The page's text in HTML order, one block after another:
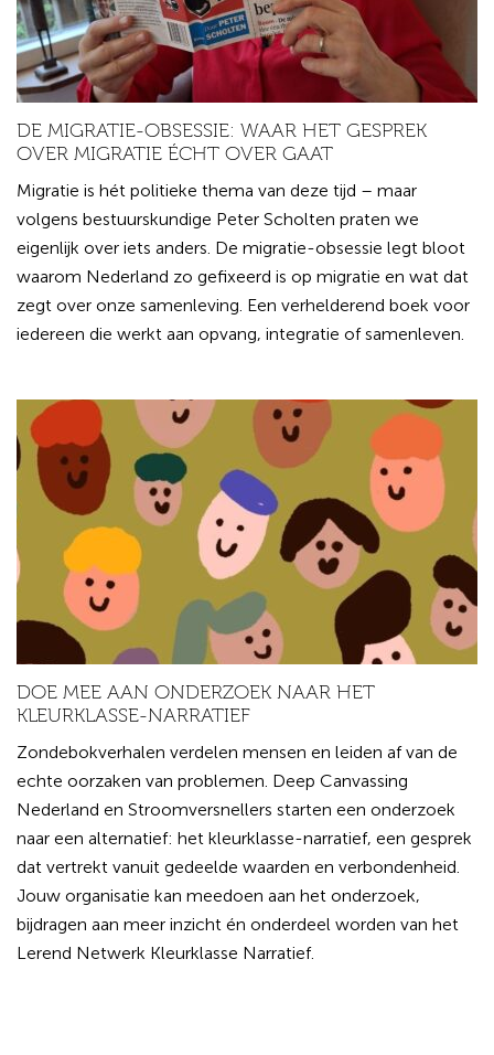
DE MIGRATIE-OBSESSIE: WAAR HET GESPREK
OVER MIGRATIE ÉCHT OVER GAAT
Migratie is hét politieke thema van deze tijd – maar
volgens bestuurskundige Peter Scholten praten we
eigenlijk over iets anders. De migratie-obsessie legt bloot
waarom Nederland zo gefixeerd is op migratie en wat dat
zegt over onze samenleving. Een verhelderend boek voor
iedereen die werkt aan opvang, integratie of samenleven.
DOE MEE AAN ONDERZOEK NAAR HET
KLEURKLASSE-NARRATIEF
Zondebokverhalen verdelen mensen en leiden af van de
echte oorzaken van problemen. Deep Canvassing
Nederland en Stroomversnellers starten een onderzoek
naar een alternatief: het kleurklasse-narratief, een gesprek
dat vertrekt vanuit gedeelde waarden en verbondenheid.
Jouw organisatie kan meedoen aan het onderzoek,
bijdragen aan meer inzicht én onderdeel worden van het
Lerend Netwerk Kleurklasse Narratief.